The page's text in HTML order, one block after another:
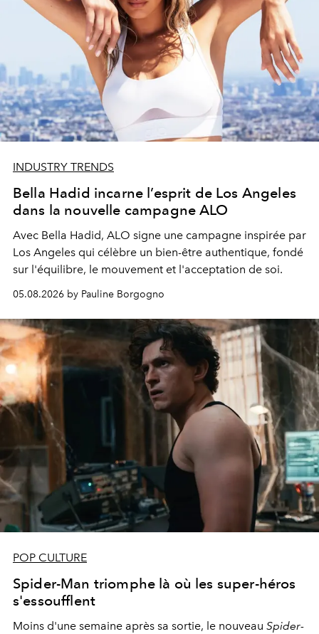
INDUSTRY TRENDS
Bella Hadid incarne l’esprit de Los Angeles
dans la nouvelle campagne ALO
Avec Bella Hadid, ALO signe une campagne inspirée par
Los Angeles qui célèbre un bien-être authentique, fondé
sur l'équilibre, le mouvement et l'acceptation de soi.
05.08.2026 by Pauline Borgogno
POP CULTURE
Spider-Man triomphe là où les super-héros
s'essoufflent
Moins d'une semaine après sa sortie, le nouveau Spider-